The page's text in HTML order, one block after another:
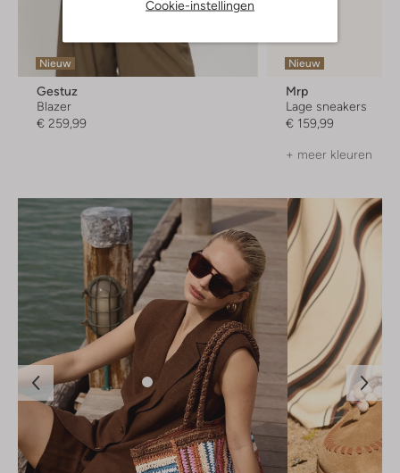
Cookie-instellingen
Nieuw
Gestuz
Blazer
€ 259,99
Nieuw
Mrp
Lage sneakers
€ 159,99
+ meer kleuren